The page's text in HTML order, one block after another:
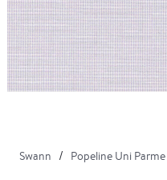
Swann Popeline Uni Parme